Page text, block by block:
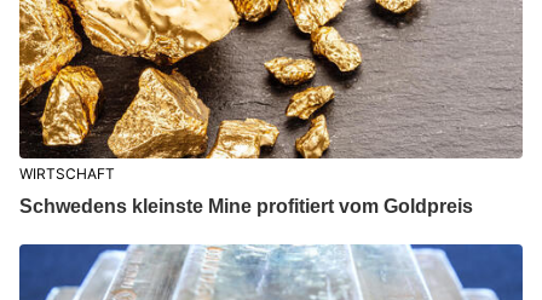
WIRTSCHAFT
Schwedens kleinste Mine profitiert vom Goldpreis